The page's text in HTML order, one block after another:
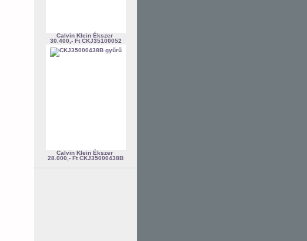
Calvin Klein Ékszer
30.400,- Ft CKJ35100052
Calvin Klein Ékszer
28.000,- Ft CKJ35000438B